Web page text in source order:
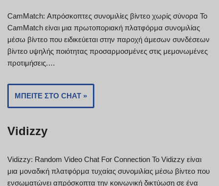
CamMatch: Απρόσκοπτες συνομιλίες βίντεο χωρίς σύνορα Το
CamMatch είναι μια πρωτοποριακή πλατφόρμα συνομιλίας
μέσω βίντεο που ειδικεύεται στην παροχή άμεσων συνδέσεων
βίντεο υψηλής ποιότητας προσαρμοσμένες στις μεμονωμένες
προτιμήσεις.…
ΜΠΕΊΤΕ ΣΤΟ CHAT »
Vidizzy
Vidizzy: Random Video Chat For Connection Το Vidizzy είναι
μια μοναδική πλατφόρμα τυχαίας συνομιλίας μέσω βίντεο που
ενσωματώνει απρόσκοπτα την κοινωνική δικτύωση σε ένα